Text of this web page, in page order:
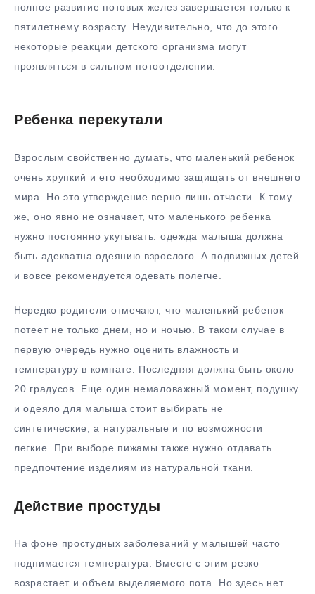
полное развитие потовых желез завершается только к
пятилетнему возрасту. Неудивительно, что до этого
некоторые реакции детского организма могут
проявляться в сильном потоотделении.
Ребенка перекутали
Взрослым свойственно думать, что маленький ребенок
очень хрупкий и его необходимо защищать от внешнего
мира. Но это утверждение верно лишь отчасти. К тому
же, оно явно не означает, что маленького ребенка
нужно постоянно укутывать: одежда малыша должна
быть адекватна одеянию взрослого. А подвижных детей
и вовсе рекомендуется одевать полегче.
Нередко родители отмечают, что маленький ребенок
потеет не только днем, но и ночью. В таком случае в
первую очередь нужно оценить влажность и
температуру в комнате. Последняя должна быть около
20 градусов. Еще один немаловажный момент, подушку
и одеяло для малыша стоит выбирать не
синтетические, а натуральные и по возможности
легкие. При выборе пижамы также нужно отдавать
предпочтение изделиям из натуральной ткани.
Действие простуды
На фоне простудных заболеваний у малышей часто
поднимается температура. Вместе с этим резко
возрастает и объем выделяемого пота. Но здесь нет